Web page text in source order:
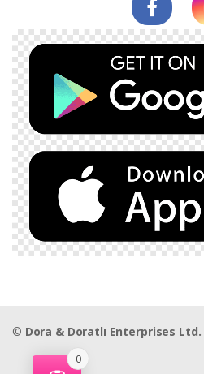
© Dora & Doratlı Enterprises Ltd.
0